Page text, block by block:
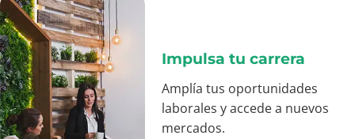
Impulsa tu carrera
Amplía tus oportunidades
laborales y accede a nuevos
mercados.